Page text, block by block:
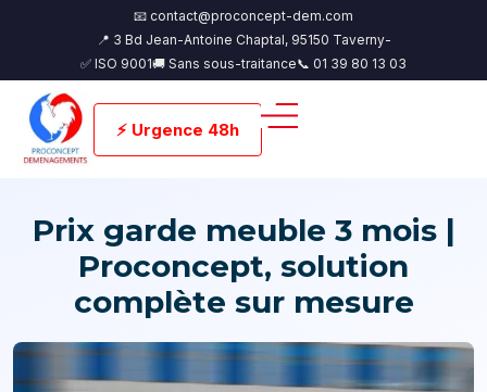
📧 contact@proconcept-dem.com
📍 3 Bd Jean-Antoine Chaptal, 95150 Taverny-
✅ ISO 9001🚚 Sans sous-traitance📞 01 39 80 13 03
⚡ Urgence 48h
Prix garde meuble 3 mois |
Proconcept, solution
complète sur mesure